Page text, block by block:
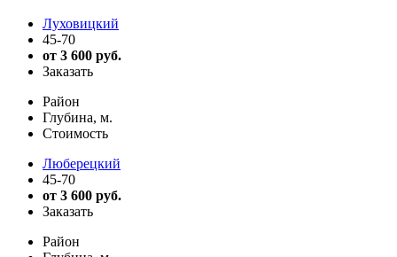
Луховицкий
45-70
от 3 600 руб.
Заказать
Район
Глубина, м.
Стоимость
Люберецкий
45-70
от 3 600 руб.
Заказать
Район